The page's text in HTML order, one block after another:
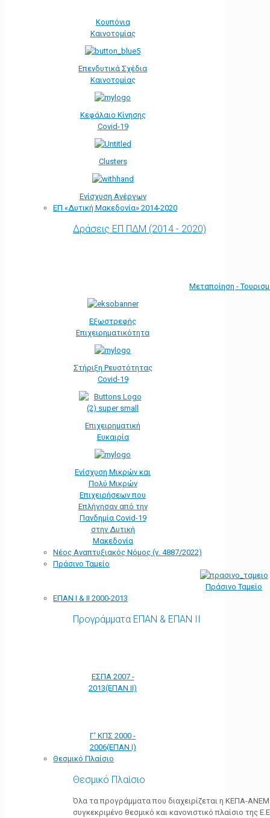
Κουπόνια
Καινοτομίας
Επενδυτικά Σχέδια
Καινοτομίας
Κεφάλαιο Κίνησης
Covid-19
Clusters
Ενίσχυση Ανέργων
ΕΠ «Δυτική Μακεδονία» 2014-2020
Δράσεις ΕΠ ΠΔΜ (2014 - 2020)
Μεταποίηση -
Εξωστρεφής
Επιχειρηματικότητα
Στήριξη Ρευστότητας
Covid-19
Επιχειρηματική
Ευκαιρία
Ενίσχυση Μικρών και
Πολύ Μικρών
Επιχειρήσεων που
Επλήγησαν από την
Πανδημία Covid-19
στην Δυτική
Μακεδονία
Νέος Αναπτυξιακός Νόμος (ν. 4887/2022)
Πράσινο Ταμείο
Πράσινο Ταμείο
ΕΠΑΝ Ι & ΙΙ 2000-2013
Προγράμματα ΕΠΑΝ & ΕΠΑΝ ΙΙ
ΕΣΠΑ 2007 -
2013(ΕΠΑΝ ΙΙ)
Γ' ΚΠΣ 2000 -
2006(ΕΠΑΝ Ι)
Θεσμικό Πλαίσιο
Θεσμικό Πλαίσιο
Όλα τα προγράμματα που διαχειρίζεται η ΚΕΠΑ-
συγκεκριμένο θεσμικό και κανονιστικό πλαίσιο της